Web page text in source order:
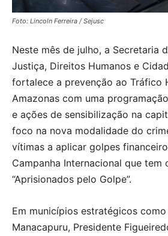
Foto: Lincoln Ferreira / Sejusc
Neste mês de julho, a Secretaria
Justiça, Direitos Humanos e
fortalece a prevenção ao Tráfico
Amazonas com uma
e ações de sensibilização na
foco na nova modalidade do
vítimas a aplicar golpes
Campanha Internacional que tem
“Aprisionados pelo Golpe”.
Em municípios estratégicos como
Manacapuru, Presidente